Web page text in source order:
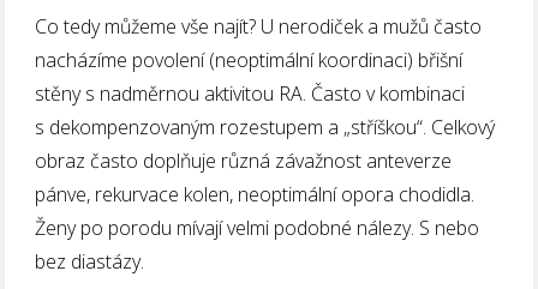
Co tedy můžeme vše najít? U nerodiček a mužů často
nacházíme povolení (neoptimální koordinaci) břišní
stěny s nadměrnou aktivitou RA. Často v kombinaci
s dekompenzovaným rozestupem a „stříškou“. Celkový
obraz často doplňuje různá závažnost anteverze
pánve, rekurvace kolen, neoptimální opora chodidla.
Ženy po porodu mívají velmi podobné nálezy. S nebo
bez diastázy.